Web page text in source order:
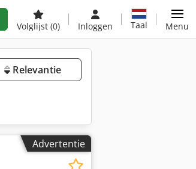
Volglijst (0) Inloggen Taal Menu
Relevantie
Advertentie